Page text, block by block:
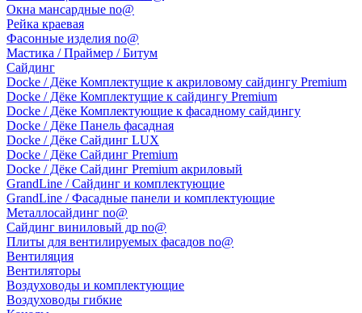
Окна мансардные no@
Рейка краевая
Фасонные изделия no@
Мастика / Праймер / Битум
Сайдинг
Docke / Дёке Комплектущие к акриловому сайдингу Premium
Docke / Дёке Комплектущие к сайдингу Premium
Docke / Дёке Комплектующие к фасадному сайдингу
Docke / Дёке Панель фасадная
Docke / Дёке Сайдинг LUX
Docke / Дёке Сайдинг Premium
Docke / Дёке Сайдинг Premium акриловый
GrandLine / Сайдинг и комплектующие
GrandLine / Фасадные панели и комплектующие
Металлосайдинг no@
Сайдинг виниловый др no@
Плиты для вентилируемых фасадов no@
Вентиляция
Вентиляторы
Воздуховоды и комплектующие
Воздуховоды гибкие